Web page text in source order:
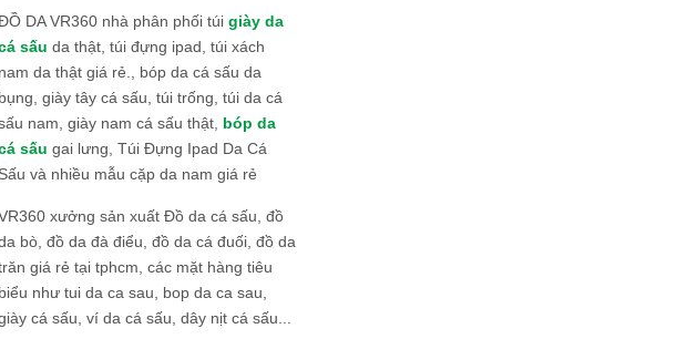
DA VR360 nhà phân phối túi giày da
sấu da thật, túi đựng ipad, túi xách
nam da thật giá rẻ., bóp da cá sấu da
bụng, giày tây cá sấu, túi trống, túi da cá
nam, giày nam cá sấu thật, bóp da
sấu gai lưng, Túi Đựng Ipad Da Cá
Sấu và nhiều mẫu cặp da nam giá rẻ
xưởng sản xuất Đồ da cá sấu, đồ
bò, đồ da đà điểu, đồ da cá đuối, đồ da
giá rẻ tại tphcm, các mặt hàng tiêu
biểu như tui da ca sau, bop da ca sau,
cá sấu, ví da cá sấu, dây nịt cá sấu...